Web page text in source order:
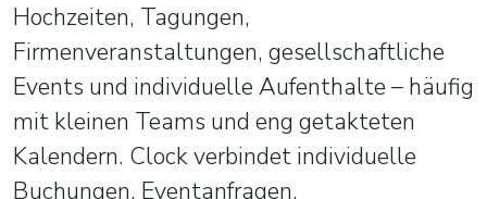
Hochzeiten, Tagungen,
Firmenveranstaltungen, gesellschaftliche
Events und individuelle Aufenthalte – häufig
mit kleinen Teams und eng getakteten
Kalendern. Clock verbindet individuelle
Buchungen, Eventanfragen,